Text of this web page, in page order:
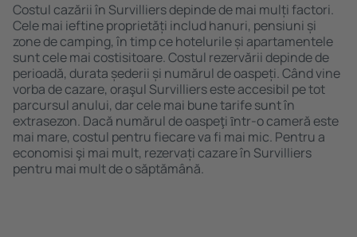
Costul cazării în Survilliers depinde de mai mulți factori.
Cele mai ieftine proprietăți includ hanuri, pensiuni și
zone de camping, în timp ce hotelurile și apartamentele
sunt cele mai costisitoare. Costul rezervării depinde de
perioadă, durata șederii și numărul de oaspeți. Când vine
vorba de cazare, oraşul Survilliers este accesibil pe tot
parcursul anului, dar cele mai bune tarife sunt în
extrasezon. Dacă numărul de oaspeţi ȋntr-o cameră este
mai mare, costul pentru fiecare va fi mai mic. Pentru a
economisi şi mai mult, rezervați cazare în Survilliers
pentru mai mult de o săptămână.